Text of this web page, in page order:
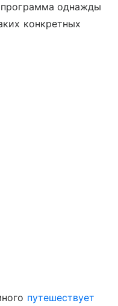
программа однажды
конкретных
путешествует